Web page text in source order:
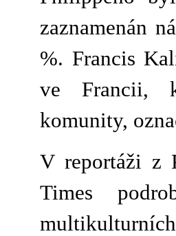
zaznamenán
%. Francis
ve Francii,
komunity,
V reportáži z
Times